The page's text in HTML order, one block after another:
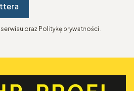
oraz Politykę prywatności.